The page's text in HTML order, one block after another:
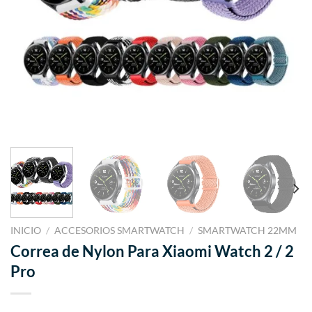
INICIO / ACCESORIOS SMARTWATCH / SMARTWATCH 22MM
Correa de Nylon Para Xiaomi Watch 2 / 2
Pro